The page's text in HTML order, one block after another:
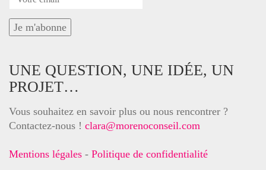
UNE QUESTION, UNE IDÉE, UN
PROJET…
Vous souhaitez en savoir plus ou nous rencontrer ?
Contactez-nous ! clara@morenoconseil.com
Mentions légales - Politique de confidentialité